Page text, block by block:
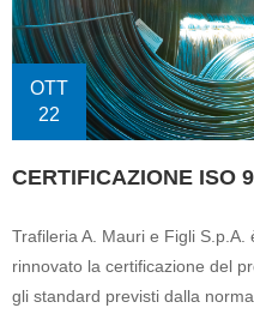
OTT
22
CERTIFICAZIONE ISO
Trafileria A. Mauri e Figli
rinnovato la certificazione del
gli standard previsti dalla